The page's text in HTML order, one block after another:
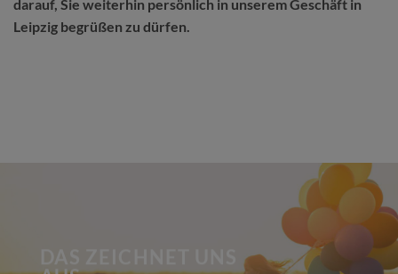
darauf, Sie weiterhin persönlich in unserem Geschäft in
Leipzig begrüßen zu dürfen.